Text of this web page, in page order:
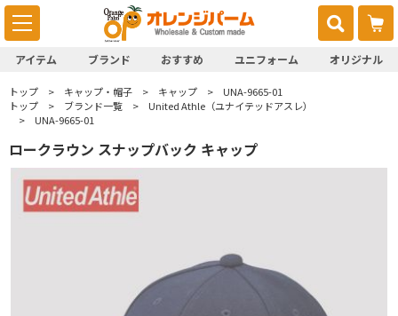
アイテム ブランド おすすめ ユニフォーム オリジナル
トップ キャップ・帽子 キャップ
UNA-9665-01
トップ
ブランド一覧
United Athle（ユナイテッドアスレ）
UNA-9665-01
ロークラウン スナップバック キャップ